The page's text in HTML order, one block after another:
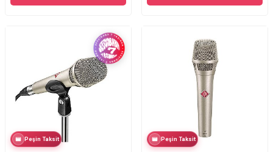
Peşin Taksit Peşin Taksit